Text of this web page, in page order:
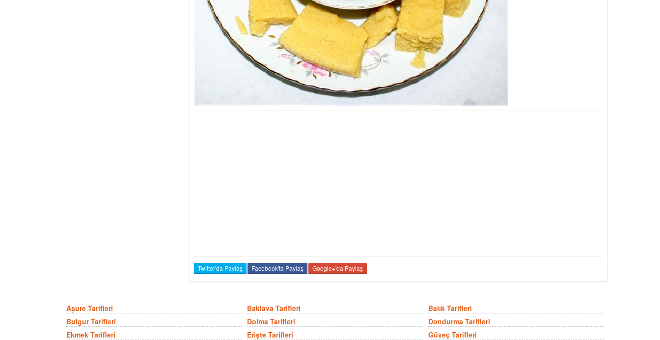
Twitter'da Paylaş Facebook'ta Paylaş Google+'da Paylaş
Aşure Tarifleri Baklava Tarifleri
Balık Tarifleri
Bulgur Tarifleri
Dolma Tarifleri
Dondurma Tarifleri
Ekmek Tarifleri
Erişte Tarifleri
Güveç Tarifleri